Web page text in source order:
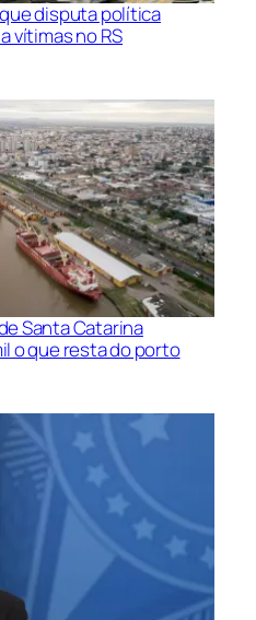
disputa política
vítimas no RS
Santa Catarina
o que resta do porto